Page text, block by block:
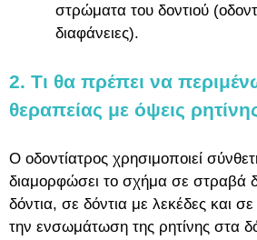
στρώματα του δοντιού
διαφάνειες).
2. Τι θα πρέπει να
θεραπείας με όψεις
Ο οδοντίατρος χρησιμοποιεί
διαμορφώσει το σχήμα σε στραβά
δόντια, σε δόντια με λεκέδες και
την ενσωμάτωση της ρητίνης στα